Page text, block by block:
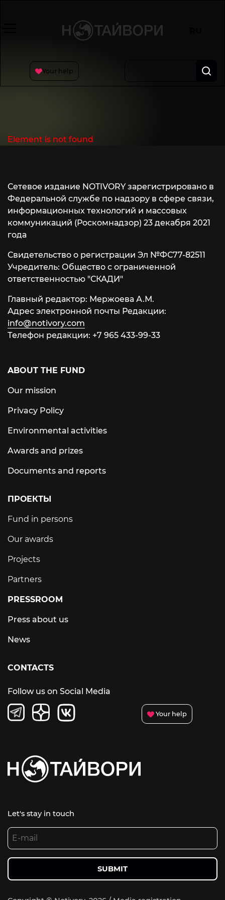
Your help
Actual projects
Element is not found
Сетевое издание NOTIVORY зарегистрировано в
Федеральной службе по надзору в сфере связи,
информационных технологий и массовых
коммуникаций (Роскомнадзор) 23 декабря 2021
года
Свидетельство о регистрации Эл №ФС77-82511
Учредитель: Общество с ограниченной
ответственностью "СКАДИ"
Главный редактор: Мержоева А.М.
Адрес электронной почты Редакции:
info@notivory.com
Телефон редакции: +7 965 433-99-33
ABOUT THE FUND
Our mission
Privacy Policy
Environmental activities
Awards and prizes
Documents and reports
ПРОЕКТЫ
Fund in persons
Our awards
Projects
Partners
PRESSROOM
Press about us
News
CONTACTS
Follow us on Social Media
Your help
Let's stay in touch